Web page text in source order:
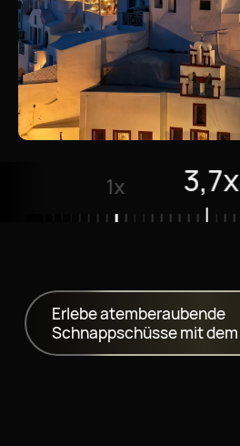
3,7x 10x
Erlebe atemberaubende
Schnappschüsse mit